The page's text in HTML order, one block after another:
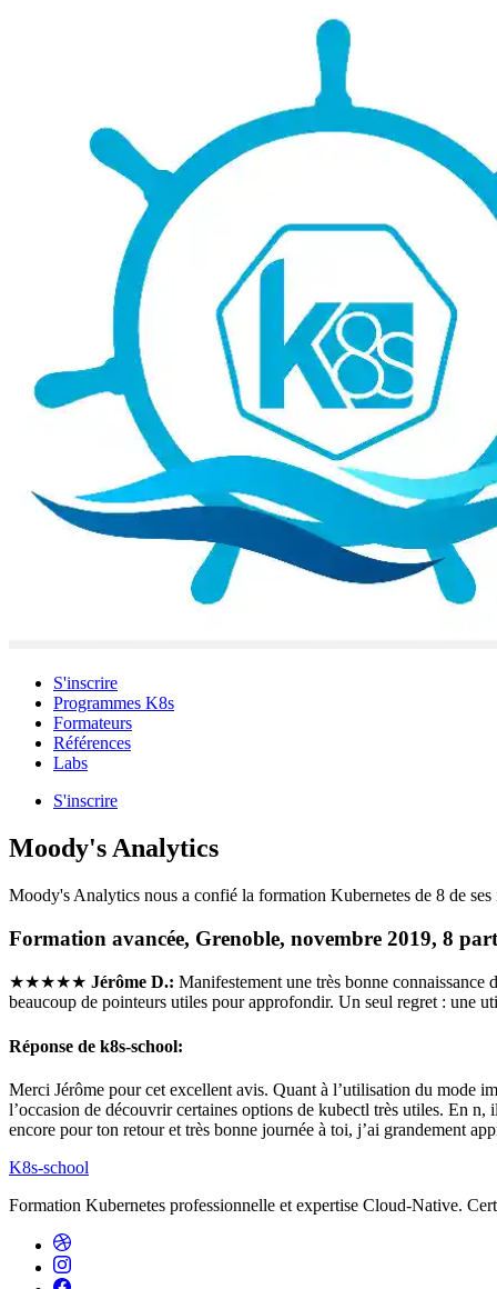
S'inscrire
Programmes K8s
Formateurs
Références
Labs
S'inscrire
Moody's Analytics
Moody's Analytics nous a confié la formation Kubernetes de 8 de ses
Formation avancée, Grenoble, novembre 2019, 8
★★★★★ Jérôme D.: Manifestement une très bonne connaissance
beaucoup de pointeurs utiles pour approfondir. Un seul regret : une
Réponse de k8s-school:
Merci Jérôme pour cet excellent avis. Quant à l’utilisation du mode
l’occasion de découvrir certaines options de kubectl très utiles. En
encore pour ton retour et très bonne journée à toi, j’ai grandement
K8s-school
Formation Kubernetes professionnelle et expertise Cloud-Native.